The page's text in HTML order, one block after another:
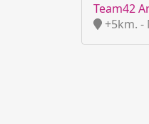
Team42
+5km.